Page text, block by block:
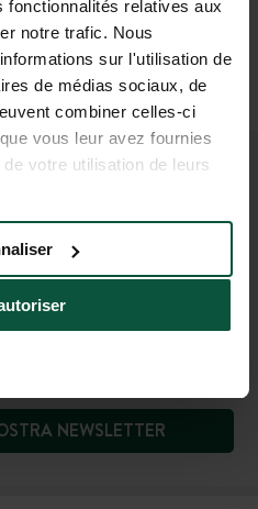
relatives aux
notre trafic. Nous
sur l'utilisation de
de médias sociaux, de
combiner celles-ci
vous leur avez fournies
votre utilisation de leurs
In aereo
Dinard e Rennes (1 h)
Poi
o in auto(1 h)
le novità e le offerte
di Huttopia!
NEWSLETTER